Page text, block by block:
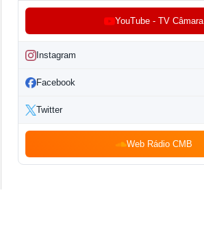
YouTube - TV Câmara
Instagram
Facebook
Twitter
Web Rádio CMB